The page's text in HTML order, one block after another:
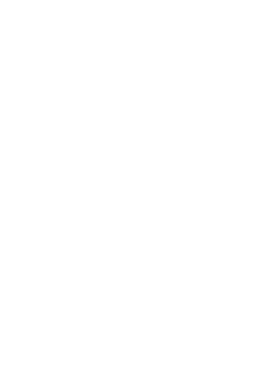
снижает нагрузку,
станут